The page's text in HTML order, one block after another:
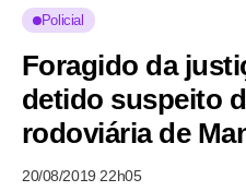
Policial
Foragido da
detido suspeito
rodoviária de
20/08/2019 22h05